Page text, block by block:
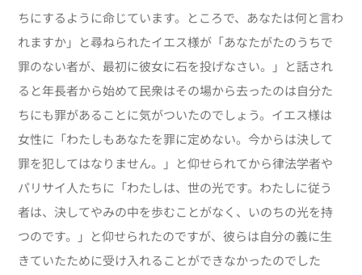
ちにするように命じています。ところで、あなたは何と言わ
れますか」と尋ねられたイエス様が「あなたがたのうちで
罪のない者が、最初に彼女に石を投げなさい。」と話され
ると年長者から始めて民衆はその場から去ったのは自分た
ちにも罪があることに気がついたのでしょう。イエス様は
女性に「わたしもあなたを罪に定めない。今からは決して
罪を犯してはなりません。」と仰せられてから律法学者や
パリサイ人たちに「わたしは、世の光です。わたしに従う
者は、決してやみの中を歩むことがなく、いのちの光を持
つのです。」と仰せられたのですが、彼らは自分の義に生
きていたために受け入れることができなかったのでした